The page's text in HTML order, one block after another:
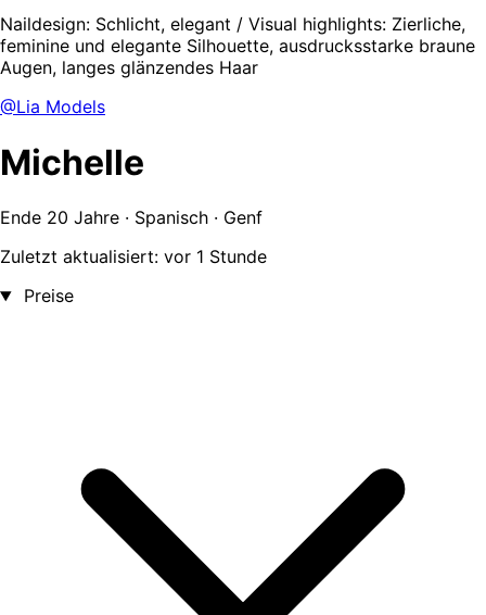
Naildesign: Schlicht, elegant / Visual highlights: Zierliche,
feminine und elegante Silhouette, ausdrucksstarke braune
Augen, langes glänzendes Haar
@Lia Models
Michelle
Ende 20 Jahre · Spanisch · Genf
Zuletzt aktualisiert: vor 1 Stunde
Preise